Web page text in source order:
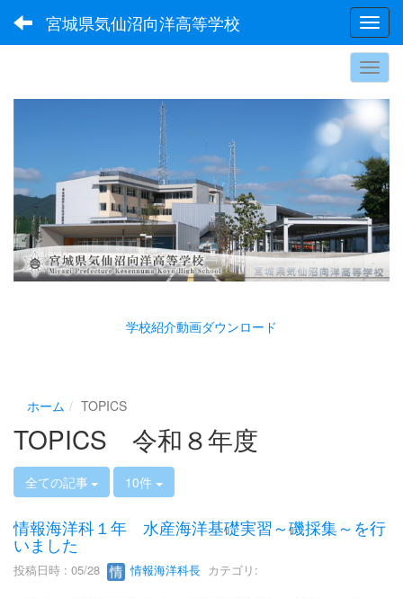
宮城県気仙沼向洋高等学校
学校紹介動画ダウンロード
ホーム TOPICS
TOPICS 令和８年度
全ての記事 10件
情報海洋科１年 水産海洋基礎実習～磯採集～を行
いました
投稿日時 : 05/28 情報海洋科長 カテゴリ: